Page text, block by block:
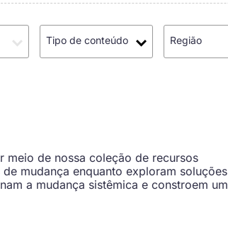
Tipo de conteúdo Região
de nossa coleção de recursos
mudança enquanto exploram soluções
a mudança sistêmica e constroem um